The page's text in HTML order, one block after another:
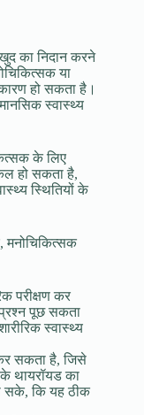
का निदान करने
या
हो सकता है।
स्वास्थ्य
के लिए
हो सकता है,
स्थितियों के
मनोचिकित्सक
परीक्षण कर
पूछ सकता
स्वास्थ्य
सकता है, जिसे
थायरॉयड का
सके, कि यह ठीक